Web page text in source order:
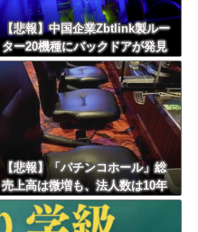
【悲報】中国企業Zbtlink製ルー
ター20機種にバックドアが発見
されるｗｗｗｗｗｗｗｗｗ
【悲報】「パチンコホール」総
売上高は微増も、法人数は10年
間で半減 黒字企業割合は5年ぶ
りに7割超え